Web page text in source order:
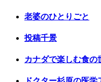
老婆のひとりごと
投稿千景
カナダで楽しむ食の